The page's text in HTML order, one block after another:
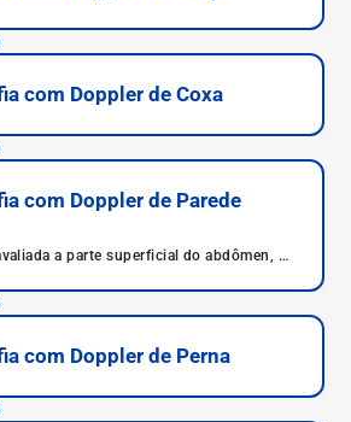
com Doppler de Coxa
com Doppler de Parede
a parte superficial do abdômen, ou
com Doppler de Perna